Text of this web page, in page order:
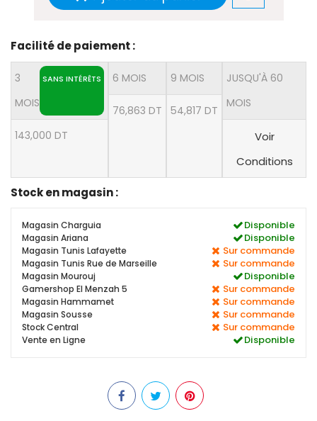
Facilité de paiement :
3
MOIS
SANS INTÉRÊTS
143,000 DT
6 MOIS
76,863 DT
9 MOIS
54,817 DT
JUSQU'À 60
MOIS
Voir
Conditions
Stock en magasin :
Magasin Charguia Disponible
Magasin Ariana Disponible
Magasin Tunis Lafayette Sur commande
Magasin Tunis Rue de Marseille Sur commande
Magasin Mourouj Disponible
Gamershop El Menzah 5 Sur commande
Magasin Hammamet Sur commande
Magasin Sousse Sur commande
Stock Central Sur commande
Vente en Ligne Disponible